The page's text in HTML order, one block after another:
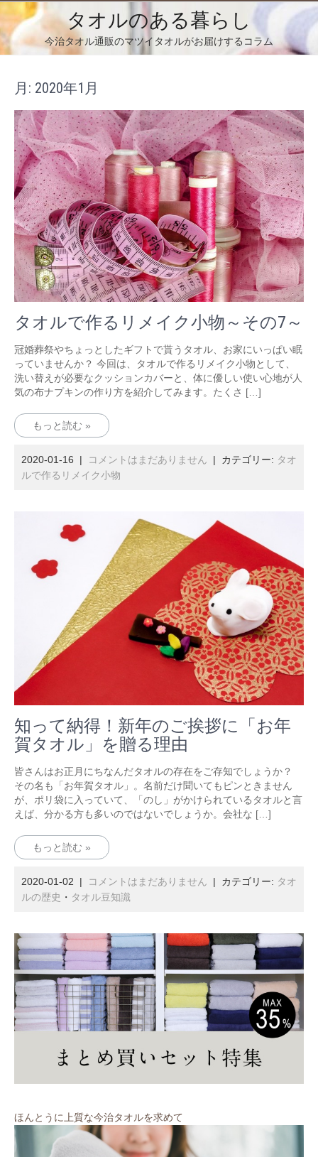
コ
ン
テ
ン
タオルのある暮らし
今治タオル通販のマツイタオルがお届けするコラム
月: 2020年1月
タオルで作るリメイク小物～その7～
冠婚葬祭やちょっとしたギフトで貰うタオル、お家にいっぱい眠
っていませんか？ 今回は、タオルで作るリメイク小物として、
洗い替えが必要なクッションカバーと、体に優しい使い心地が人
気の布ナプキンの作り方を紹介してみます。たくさ […]
もっと読む »
2020-01-16 | コメントはまだありません | カテゴリー: タオ
ルで作るリメイク小物
知って納得！新年のご挨拶に「お年
賀タオル」を贈る理由
皆さんはお正月にちなんだタオルの存在をご存知でしょうか？
その名も「お年賀タオル」。名前だけ聞いてもピンときません
が、ポリ袋に入っていて、「のし」がかけられているタオルと言
えば、分かる方も多いのではないでしょうか。会社な […]
もっと読む »
2020-01-02 | コメントはまだありません | カテゴリー: タオ
ルの歴史 ・ タオル豆知識
ほんとうに上質な今治タオルを求めて